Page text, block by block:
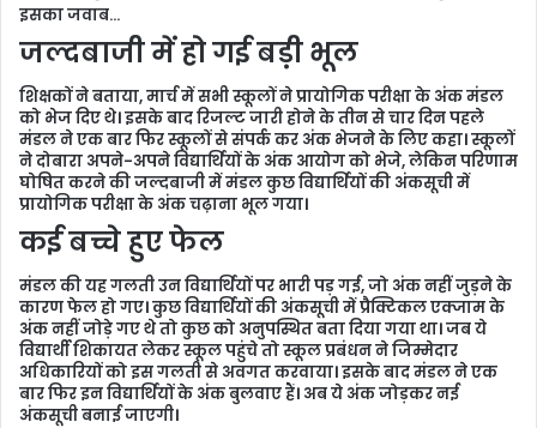
इसका जवाब…
जल्दबाजी में हो गई बड़ी भूल
शिक्षकों ने बताया, मार्च में सभी स्कूलों ने प्रायोगिक परीक्षा के अंक मंडल
को भेज दिए थे। इसके बाद रिजल्ट जारी होने के तीन से चार दिन पहले
मंडल ने एक बार फिर स्कूलों से संपर्क कर अंक भेजने के लिए कहा। स्कूलों
ने दोबारा अपने-अपने विद्यार्थियों के अंक आयोग को भेजे, लेकिन परिणाम
घोषित करने की जल्दबाजी में मंडल कुछ विद्यार्थियों की अंकसूची में
प्रायोगिक परीक्षा के अंक चढ़ाना भूल गया।
कई बच्चे हुए फेल
मंडल की यह गलती उन विद्यार्थियों पर भारी पड़ गई, जो अंक नहीं जुड़ने के
कारण फेल हो गए। कुछ विद्यार्थियों की अंकसूची में प्रैक्टिकल एक्जाम के
अंक नहीं जोड़े गए थे तो कुछ को अनुपस्थित बता दिया गया था। जब ये
विद्यार्थी शिकायत लेकर स्कूल पहुंचे तो स्कूल प्रबंधन ने जिम्मेदार
अधिकारियों को इस गलती से अवगत करवाया। इसके बाद मंडल ने एक
बार फिर इन विद्यार्थियों के अंक बुलवाए हैं। अब ये अंक जोड़कर नई
अंकसूची बनाई जाएगी।